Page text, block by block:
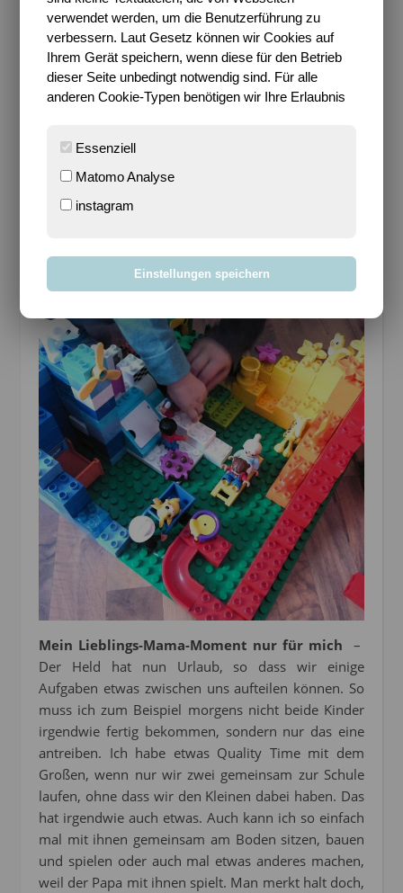
Wir haben Geburtstag gefeiert. Denzweiten
Geburtstag des Kleinenund es ist schön zu sehen,
wie sehr die Kinder inzwischen miteinander agieren
(auch wenn ich manchmal das Gefühl habe gleich
stürzt das Haus ein bei dem Getobe). Nun ist also
geworden und irgendwie gar kein Baby mehr
*seufz*. Es war ein schöner Geburtstag und beide
Ende der Woche hin etwas angeschlagen, aber es
***
Mein Lieblings-Mama-Moment nur für mich –
Der Held hat nun Urlaub, so dass wir einige
Aufgaben etwas zwischen uns aufteilen können. So
muss ich zum Beispiel morgens nicht beide Kinder
irgendwie fertig bekommen, sondern nur das eine
antreiben. Ich habe etwas Quality Time mit dem
Großen, wenn nur wir zwei gemeinsam zur Schule
laufen, ohne dass wir den Kleinen dabei haben. Das
hat irgendwie auch etwas. Auch kann ich so einfach
mal mit ihnen gemeinsam am Boden sitzen, bauen
und spielen oder auch mal etwas anderes machen,
weil der Papa mit ihnen spielt. Man merkt halt doch,
verwendet werden, um die Benutzerführung zu
verbessern. Laut Gesetz können wir Cookies auf
Ihrem Gerät speichern, wenn diese für den Betrieb
dieser Seite unbedingt notwendig sind. Für alle
anderen Cookie-Typen benötigen wir Ihre Erlaubnis
Essenziell
Matomo Analyse
instagram
Einstellungen speichern